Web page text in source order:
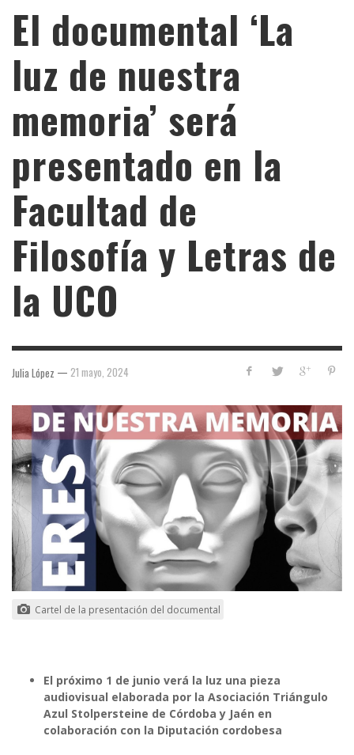
El documental ‘La
luz de nuestra
memoria’ será
presentado en la
Facultad de
Filosofía y Letras de
la UCO
Julia López — 21 mayo, 2024
Cartel de la presentación del documental
El próximo 1 de junio verá la luz una pieza
audiovisual elaborada por la Asociación Triángulo
Azul Stolpersteine de Córdoba y Jaén en
colaboración con la Diputación cordobesa